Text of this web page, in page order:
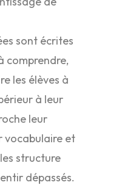
sont écrites
comprendre,
les élèves à
à leur
leur
vocabulaire et
structure
dépassés.